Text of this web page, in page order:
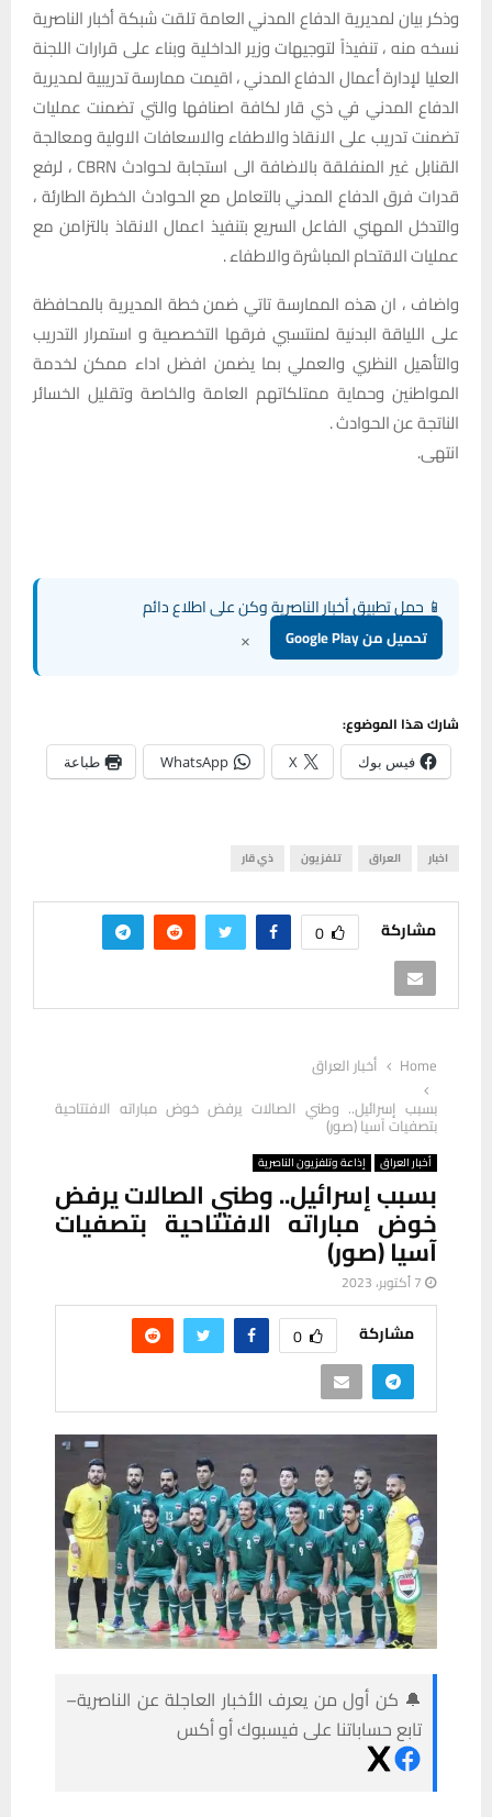
وذكر بيان لمديرية الدفاع المدني العامة تلقت شبكة أخبار الناصرية
نسخه منه ، تنفيذاً لتوجيهات وزير الداخلية وبناء على قرارات اللجنة
العليا لإدارة أعمال الدفاع المدني ، اقيمت ممارسة تدريبية لمديرية
الدفاع المدني في ذي قار لكافة اصنافها والتي تضمنت عمليات
تضمنت تدريب على الانقاذ والاطفاء والاسعافات الاولية ومعالجة
القنابل غير المنفلقة بالاضافة الى استجابة لحوادث CBRN ، لرفع
قدرات فرق الدفاع المدني بالتعامل مع الحوادث الخطرة الطارئة ،
والتدخل المهني الفاعل السريع بتنفيذ اعمال الانقاذ بالتزامن مع
عمليات الاقتحام المباشرة والاطفاء .
واضاف ، ان هذه الممارسة تاتي ضمن خطة المديرية بالمحافظة
على اللياقة البدنية لمنتسبي فرقها التخصصية و استمرار التدريب
والتأهيل النظري والعملي بما يضمن افضل اداء ممكن لخدمة
المواطنين وحماية ممتلكاتهم العامة والخاصة وتقليل الخسائر
الناتجة عن الحوادث .
انتهى.
📱 حمل تطبيق أخبار الناصرية وكن على اطلاع دائم
تحميل من Google Play ×
شارك هذا الموضوع:
فيس بوك X
WhatsApp طباعة
اخبار العراق تلفزيون ذي قار
مشاركة 0
Home
أخبار العراق
بسبب إسرائيل.. وطني الصالات يرفض خوض مباراته الافتتاحية
بتصفيات آسيا (صور)
أخبار العراق إذاعة وتلفزيون الناصرية
بسبب إسرائيل.. وطني الصالات يرفض
خوض مباراته الافتتاحية بتصفيات
آسيا (صور)
7 أكتوبر، 2023
مشاركة 0
🔔 كن أول من يعرف الأخبار العاجلة عن الناصرية–
تابع حساباتنا على فيسبوك أو أكس